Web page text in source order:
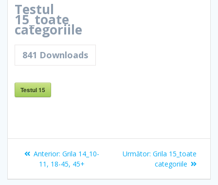
Testul
15_toate
categoriile
841 Downloads
Testul 15
Navigare
Anterior: Articolul
anterior:
Grila 14_10-
11, 18-45, 45+
Următor: Articolul
următor:
Grila 15_toate
categoriile